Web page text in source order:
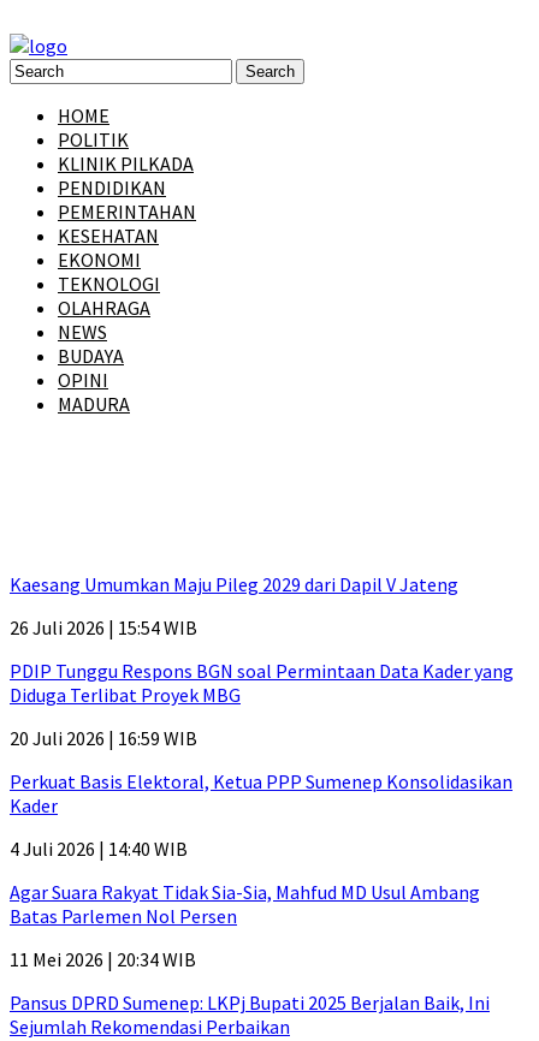
HOME
POLITIK
KLINIK PILKADA
PENDIDIKAN
PEMERINTAHAN
KESEHATAN
EKONOMI
TEKNOLOGI
OLAHRAGA
NEWS
BUDAYA
OPINI
MADURA
Kaesang Umumkan Maju Pileg 2029 dari Dapil V Jateng
26 Juli 2026 | 15:54 WIB
PDIP Tunggu Respons BGN soal Permintaan Data Kader yang
Diduga Terlibat Proyek MBG
20 Juli 2026 | 16:59 WIB
Perkuat Basis Elektoral, Ketua PPP Sumenep Konsolidasikan
Kader
4 Juli 2026 | 14:40 WIB
Agar Suara Rakyat Tidak Sia-Sia, Mahfud MD Usul Ambang
Batas Parlemen Nol Persen
11 Mei 2026 | 20:34 WIB
Pansus DPRD Sumenep: LKPj Bupati 2025 Berjalan Baik, Ini
Sejumlah Rekomendasi Perbaikan